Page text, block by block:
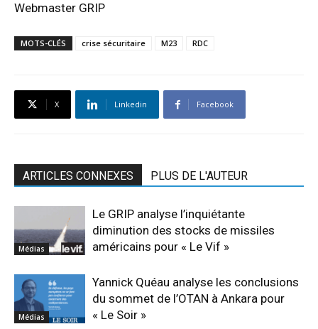
Webmaster GRIP
MOTS-CLÉS crise sécuritaire M23 RDC
X Linkedin Facebook
ARTICLES CONNEXES PLUS DE L'AUTEUR
Médias
Le GRIP analyse l’inquiétante
diminution des stocks de missiles
américains pour « Le Vif »
Médias
Yannick Quéau analyse les conclusions
du sommet de l’OTAN à Ankara pour
« Le Soir »